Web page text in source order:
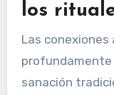
los
Las
profundamente
sanación